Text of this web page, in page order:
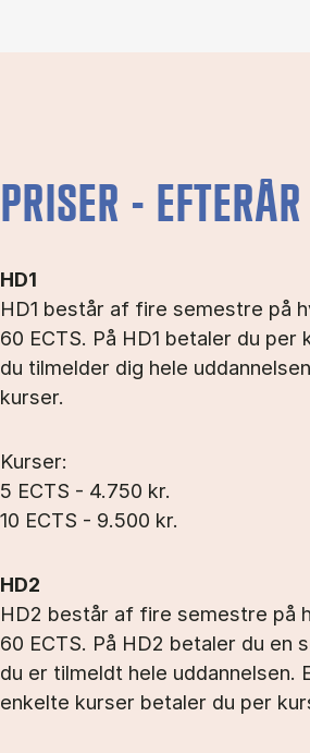
PRISER -
HD1
HD1 består af fire semestre på
60 ECTS. På HD1 betaler du per
du tilmelder dig hele
kurser.
Kurser:
5 ECTS - 4.750 kr.
10 ECTS - 9.500 kr.
HD2
HD2 består af fire semestre på
60 ECTS. På HD2 betaler du en
du er tilmeldt hele uddannelsen.
enkelte kurser betaler du per